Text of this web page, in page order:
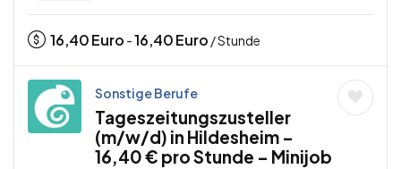
16,40Euro -16,40Euro / Stunde
Sonstige Berufe
Tageszeitungszusteller
(m/w/d) in Hildesheim –
16,40 € pro Stunde – Minijob